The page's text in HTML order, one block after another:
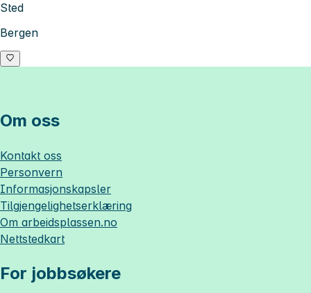
Sted
Bergen
Om oss
Kontakt oss
Personvern
Informasjonskapsler
Tilgjengelighetserklæring
Om arbeidsplassen.no
Nettstedkart
For jobbsøkere